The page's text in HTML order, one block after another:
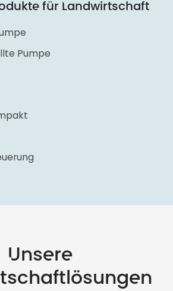
für Landwirtschaft
Pumpe
Unsere